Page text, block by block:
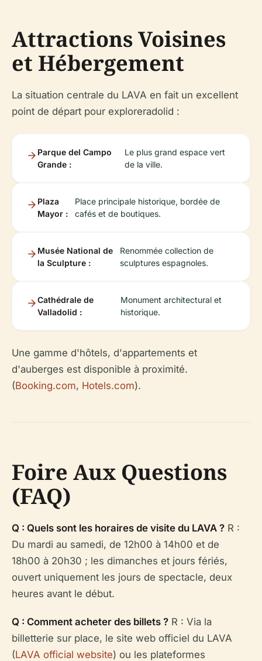
Attractions Voisines
et Hébergement
La situation centrale du LAVA en fait un excellent
point de départ pour exploreradolid :
Parque del Campo
Grande :
Le plus grand espace vert
de la ville.
Plaza
Mayor :
Place principale historique, bordée de
cafés et de boutiques.
Musée National de
la Sculpture :
Renommée collection de
sculptures espagnoles.
Cathédrale de
Valladolid :
Monument architectural et
historique.
Une gamme d'hôtels, d'appartements et
d'auberges est disponible à proximité.
(Booking.com, Hotels.com).
Foire Aux Questions
(FAQ)
Q : Quels sont les horaires de visite du LAVA ? R :
Du mardi au samedi, de 12h00 à 14h00 et de
18h00 à 20h30 ; les dimanches et jours fériés,
ouvert uniquement les jours de spectacle, deux
heures avant le début.
Q : Comment acheter des billets ? R : Via la
billetterie sur place, le site web officiel du LAVA
(LAVA official website) ou les plateformes